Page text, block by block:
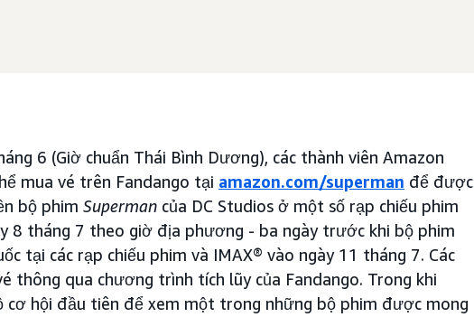
6 (Giờ chuẩn Thái Bình Dương), các thành viên Amazon
mua vé trên Fandango tại amazon.com/superman để được
bộ phim Superman của DC Studios ở một số rạp chiếu phim
8 tháng 7 theo giờ địa phương - ba ngày trước khi bộ phim
tại các rạp chiếu phim và IMAX® vào ngày 11 tháng 7. Các
thông qua chương trình tích lũy của Fandango. Trong khi
cơ hội đầu tiên để xem một trong những bộ phim được mong